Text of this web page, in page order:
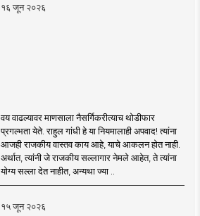
१६ जून २०२६
वय वाढल्यावर माणसाला नैसर्गिकरीत्याच थोडीफार
प्रगल्भता येते. राहुल गांधी हे या नियमालाही अपवाद! त्यांना
आजही राजकीय वास्तव काय आहे, याचे आकलन होत नाही.
अर्थात, त्यांनी जे राजकीय सल्लागार नेमले आहेत, ते त्यांना
योग्य सल्ला देत नाहीत, अन्यथा ज्या ..
१५ जून २०२६